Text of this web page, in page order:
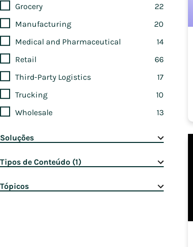
Grocery
22
Manufacturing
20
Medical and Pharmaceutical
14
Retail
66
Third-Party Logistics
17
Trucking
10
Wholesale
13
Soluções
Tipos de Conteúdo (1)
Tópicos